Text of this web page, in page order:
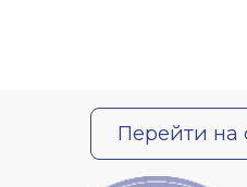
Перейти на